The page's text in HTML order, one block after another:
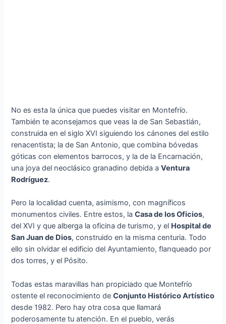
No es esta la única que puedes visitar en Montefrío.
También te aconsejamos que veas la de San Sebastián,
construida en el siglo XVI siguiendo los cánones del estilo
renacentista; la de San Antonio, que combina bóvedas
góticas con elementos barrocos, y la de la Encarnación,
una joya del neoclásico granadino debida aVentura
Rodríguez.
Pero la localidad cuenta, asimismo, con magníficos
monumentos civiles. Entre estos, laCasa de los Oficios,
del XVI y que alberga la oficina de turismo, y el Hospital de
San Juan de Dios, construido en la misma centuria. Todo
ello sin olvidar el edificio del Ayuntamiento, flanqueado por
dos torres, y el Pósito.
Todas estas maravillas han propiciado que Montefrío
ostente el reconocimiento deConjunto Histórico Artístico
desde 1982. Pero hay otra cosa que llamará
poderosamente tu atención. En el pueblo, verás